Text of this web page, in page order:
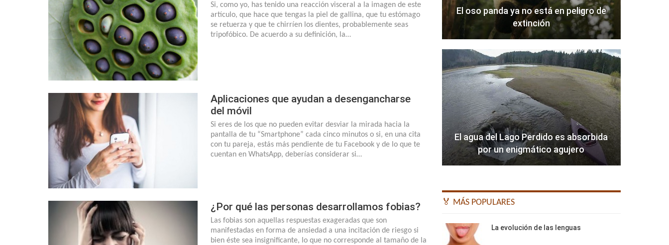
Si, como yo, has tenido una reacción visceral a la imagen de este
artículo, que hace que tengas la piel de gallina, que tu estómago
se retuerza y que te chirríen los dientes, probablemente seas
tripofóbico. De acuerdo a su definición, la…
Aplicaciones que ayudan a desengancharse
del móvil
Si eres de los que no pueden evitar desviar la mirada hacia la
pantalla de tu “Smartphone” cada cinco minutos o si, en una cita
con tu pareja, estás más pendiente de tu Facebook y de lo que te
cuentan en WhatsApp, deberías considerar si…
¿Por qué las personas desarrollamos fobias?
Las fobias son aquellas respuestas exageradas que son
manifestadas en forma de ansiedad a una incitación de riesgo si
bien éste sea insignificante, lo que no corresponde al tamaño de la
El oso panda ya no está en peligro de
extinción
El agua del Lago Perdido es absorbida
por un enigmático agujero
🏅 MÁS POPULARES
La evolución de las lenguas